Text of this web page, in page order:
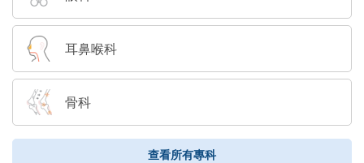
耳鼻喉科
骨科
查看所有專科